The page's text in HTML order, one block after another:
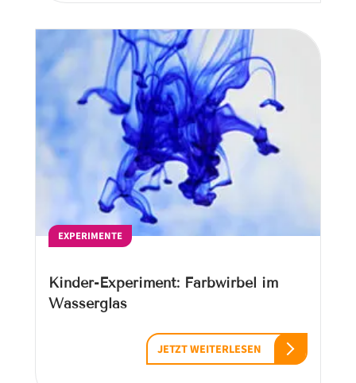
EXPERIMENTE
Kinder-Experiment: Farbwirbel im
Wasserglas
JETZT WEITERLESEN